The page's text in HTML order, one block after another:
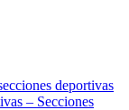
deportivas
– Secciones